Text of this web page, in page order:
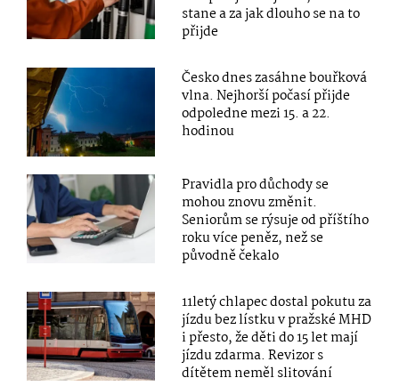
stane a za jak dlouho se na to
přijde
Česko dnes zasáhne bouřková
vlna. Nejhorší počasí přijde
odpoledne mezi 15. a 22.
hodinou
Pravidla pro důchody se
mohou znovu změnit.
Seniorům se rýsuje od příštího
roku více peněz, než se
původně čekalo
11letý chlapec dostal pokutu za
jízdu bez lístku v pražské MHD
i přesto, že děti do 15 let mají
jízdu zdarma. Revizor s
dítětem neměl slitování